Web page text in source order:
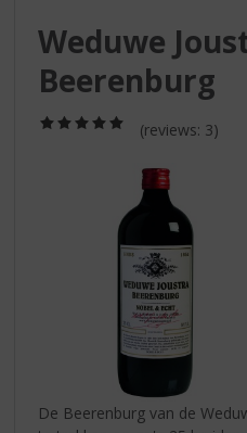
Weduwe
Beerenburg
/
(reviews: 3)
De Beerenburg van de